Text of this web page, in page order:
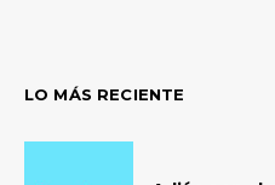
LO MÁS RECIENTE